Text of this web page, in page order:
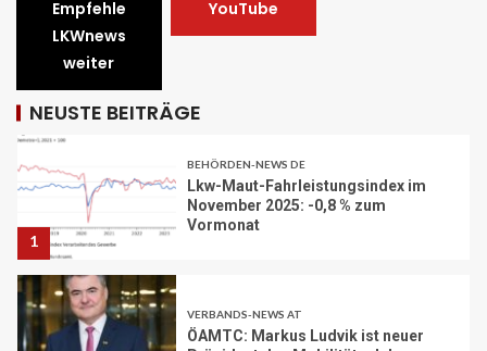
Empfehle
LKWnews
weiter
YouTube
NEUSTE BEITRÄGE
1
BEHÖRDEN-NEWS DE
Lkw-Maut-Fahrleistungsindex im
November 2025: -0,8 % zum
Vormonat
VERBANDS-NEWS AT
ÖAMTC: Markus Ludvik ist neuer